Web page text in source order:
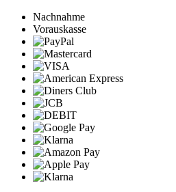
Nachnahme
Vorauskasse